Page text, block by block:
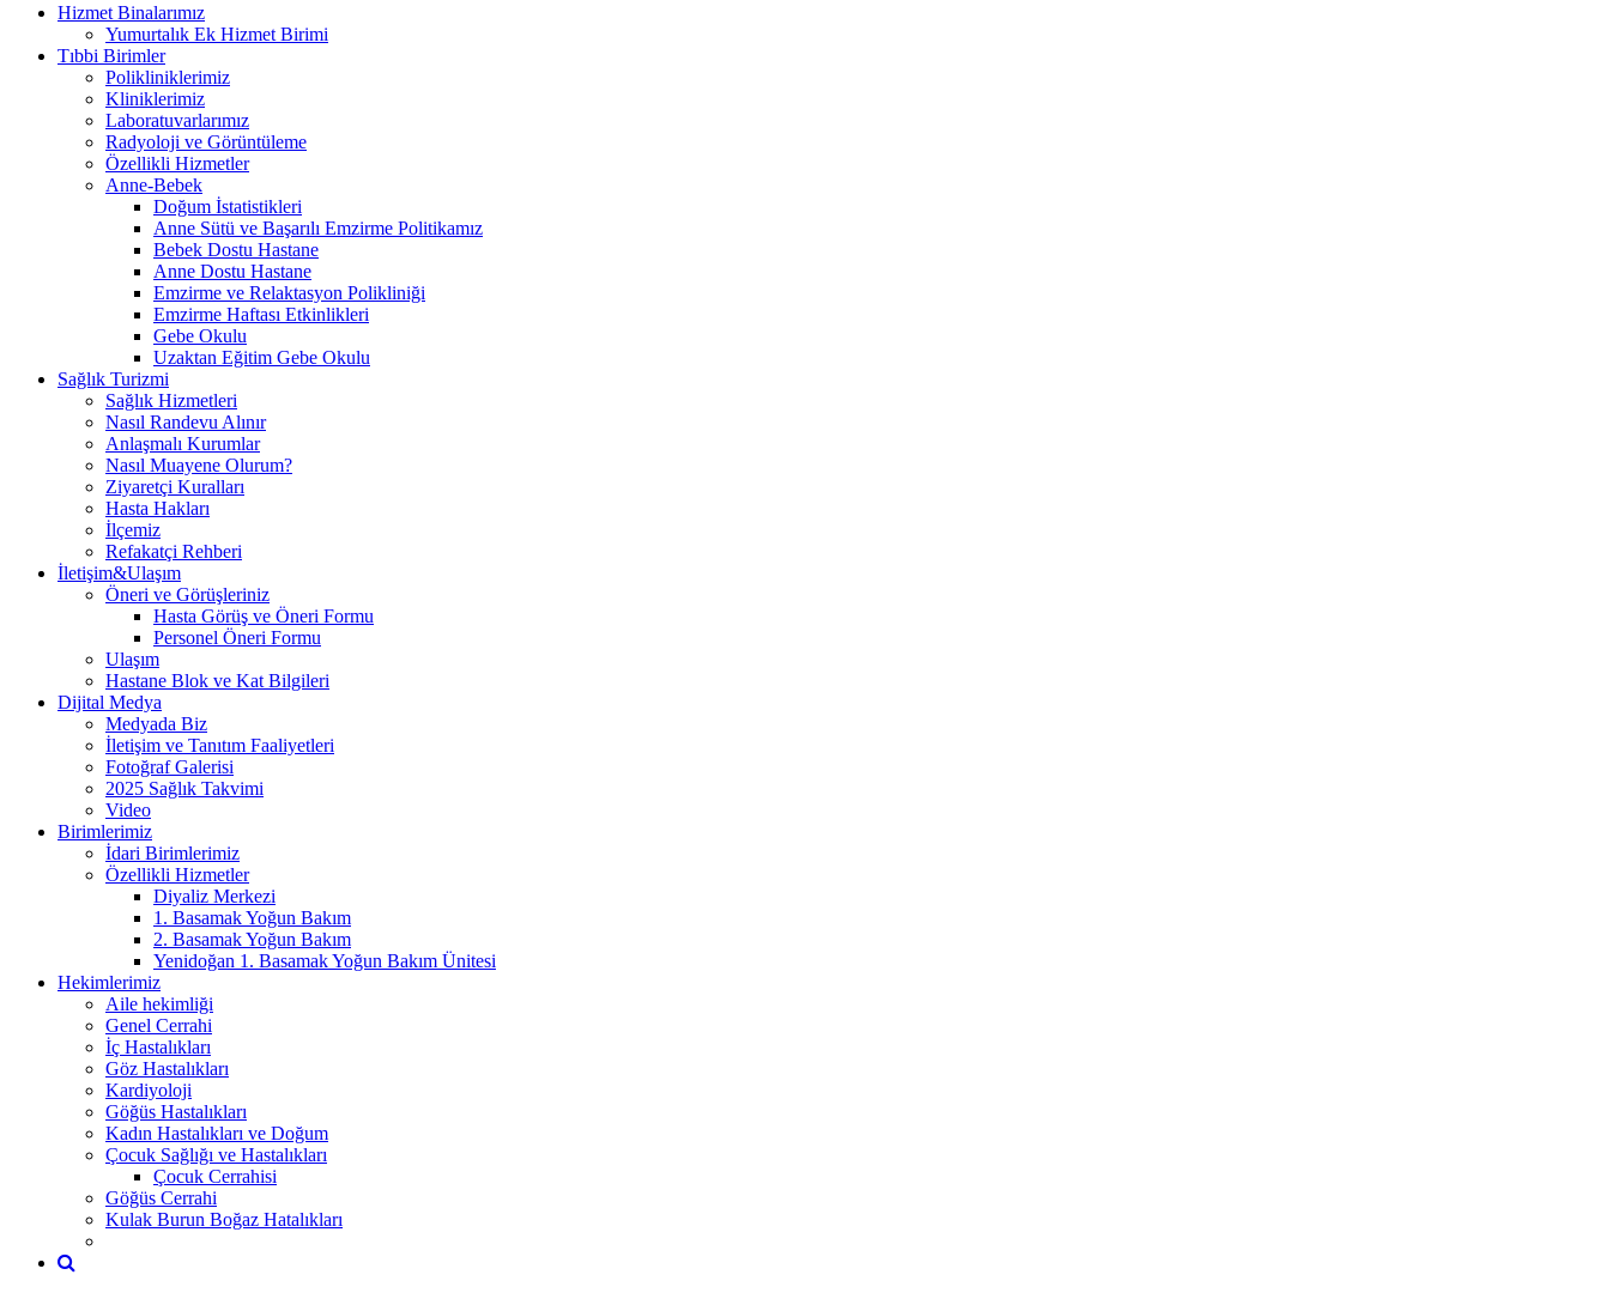
Hizmet Binalarımız
Yumurtalık Ek Hizmet Birimi
Tıbbi Birimler
Polikliniklerimiz
Kliniklerimiz
Laboratuvarlarımız
Radyoloji ve Görüntüleme
Özellikli Hizmetler
Anne-Bebek
Doğum İstatistikleri
Anne Sütü ve Başarılı Emzirme Politikamız
Bebek Dostu Hastane
Anne Dostu Hastane
Emzirme ve Relaktasyon Polikliniği
Emzirme Haftası Etkinlikleri
Gebe Okulu
Uzaktan Eğitim Gebe Okulu
Sağlık Turizmi
Sağlık Hizmetleri
Nasıl Randevu Alınır
Anlaşmalı Kurumlar
Nasıl Muayene Olurum?
Ziyaretçi Kuralları
Hasta Hakları
İlçemiz
Refakatçi Rehberi
İletişim&Ulaşım
Öneri ve Görüşleriniz
Hasta Görüş ve Öneri Formu
Personel Öneri Formu
Ulaşım
Hastane Blok ve Kat Bilgileri
Dijital Medya
Medyada Biz
İletişim ve Tanıtım Faaliyetleri
Fotoğraf Galerisi
2025 Sağlık Takvimi
Video
Birimlerimiz
İdari Birimlerimiz
Özellikli Hizmetler
Diyaliz Merkezi
1. Basamak Yoğun Bakım
2. Basamak Yoğun Bakım
Yenidoğan 1. Basamak Yoğun Bakım Ünitesi
Hekimlerimiz
Aile hekimliği
Genel Cerrahi
İç Hastalıkları
Göz Hastalıkları
Kardiyoloji
Göğüs Hastalıkları
Kadın Hastalıkları ve Doğum
Çocuk Sağlığı ve Hastalıkları
Çocuk Cerrahisi
Göğüs Cerrahi
Kulak Burun Boğaz Hatalıkları